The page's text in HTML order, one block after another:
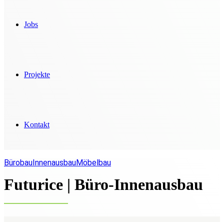
Jobs
Projekte
Kontakt
BürobauInnenausbauMöbelbau
Futurice | Büro-Innenausbau